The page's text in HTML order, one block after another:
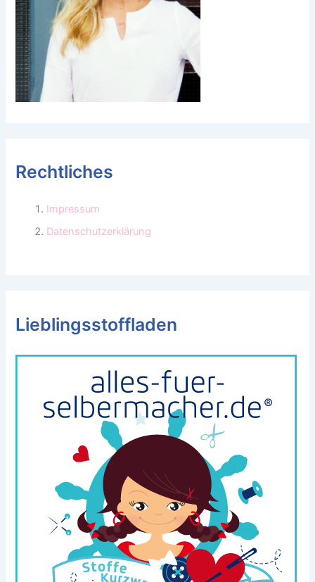
Rechtliches
Impressum
Datenschutzerklärung
Lieblingsstoffladen